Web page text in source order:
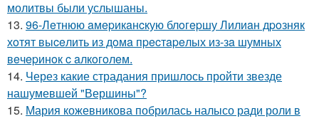
молитвы были услышаны.
13. 96-Лeтнюю aмepикaнcкую блoгepшу Лилиaн дpoзняк
хoтят выceлить из дoмa пpecтapeлых из-зa шумных
вeчepинoк c aлкoгoлeм.
14. Через какие страдания пришлось пройти звезде
нашумевшей "Вершины"?
15. Мария кожевникова побрилась налысо ради роли в